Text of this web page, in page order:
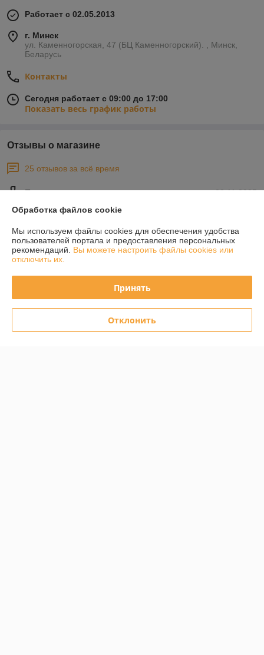
Работает с 02.05.2013
г. Минск
ул. Каменногорская, 47 (БЦ Каменногорский). , Минск,
Беларусь
Контакты
Сегодня работает с 09:00 до 17:00
Показать весь график работы
Отзывы о магазине
25 отзывов за всё время
23.11.2025
Покупатель
Отлично
25.11.2021
Покупатель
Обработка файлов cookie
Мы используем файлы cookies для обеспечения удобства
пользователей портала и предоставления персональных
рекомендаций. Вы можете настроить файлы cookies или
отключить их.
Принять
Отклонить